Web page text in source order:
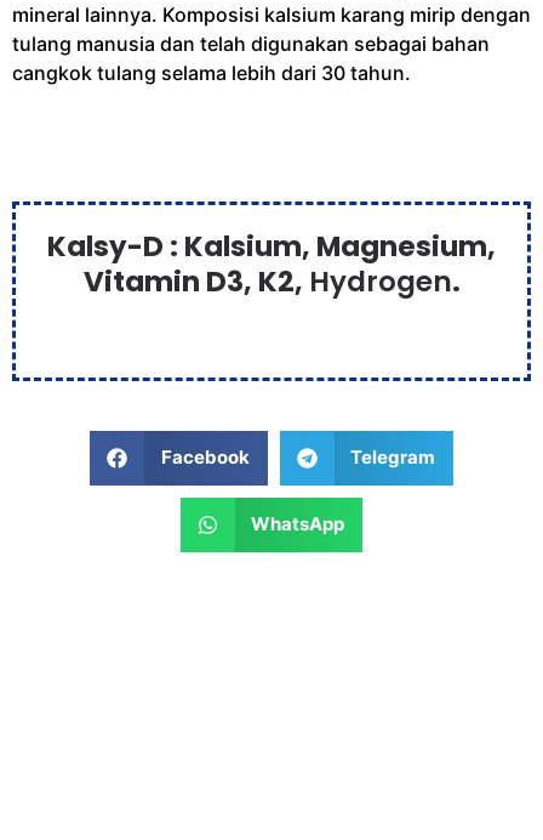
mineral lainnya. Komposisi kalsium karang mirip dengan
tulang manusia dan telah digunakan sebagai bahan
cangkok tulang selama lebih dari 30 tahun.
Kalsy-D : Kalsium, Magnesium,
Vitamin D3, K2, Hydrogen.
Facebook Telegram
WhatsApp